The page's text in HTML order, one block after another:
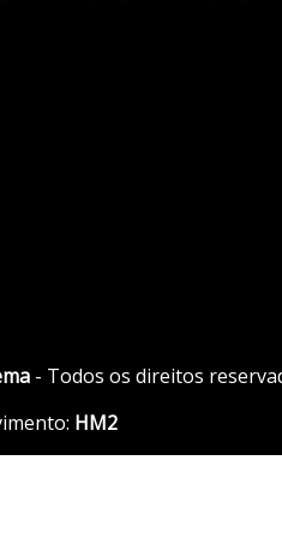
- Todos os direitos
HM2